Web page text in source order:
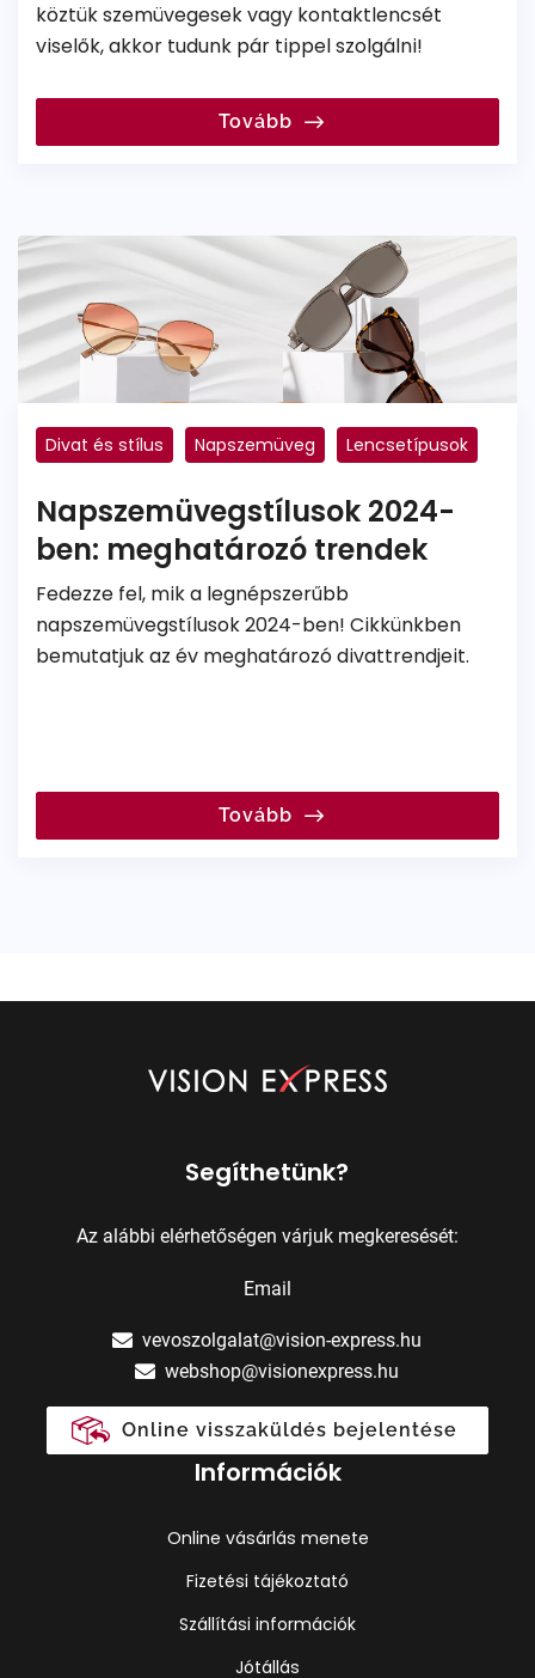
köztük szemüvegesek vagy kontaktlencsét
viselők, akkor tudunk pár tippel szolgálni!
Tovább
Divat és stílus Napszemüveg
Lencsetípusok
Napszemüvegstílusok 2024-
ben: meghatározó trendek
Fedezze fel, mik a legnépszerűbb
napszemüvegstílusok 2024-ben! Cikkünkben
bemutatjuk az év meghatározó divattrendjeit.
Tovább
Segíthetünk?
Az alábbi elérhetőségen várjuk megkeresését:
Email
vevoszolgalat@vision-express.hu
webshop@visionexpress.hu
Online visszaküldés bejelentése
Információk
Online vásárlás menete
Fizetési tájékoztató
Szállítási információk
Jótállás